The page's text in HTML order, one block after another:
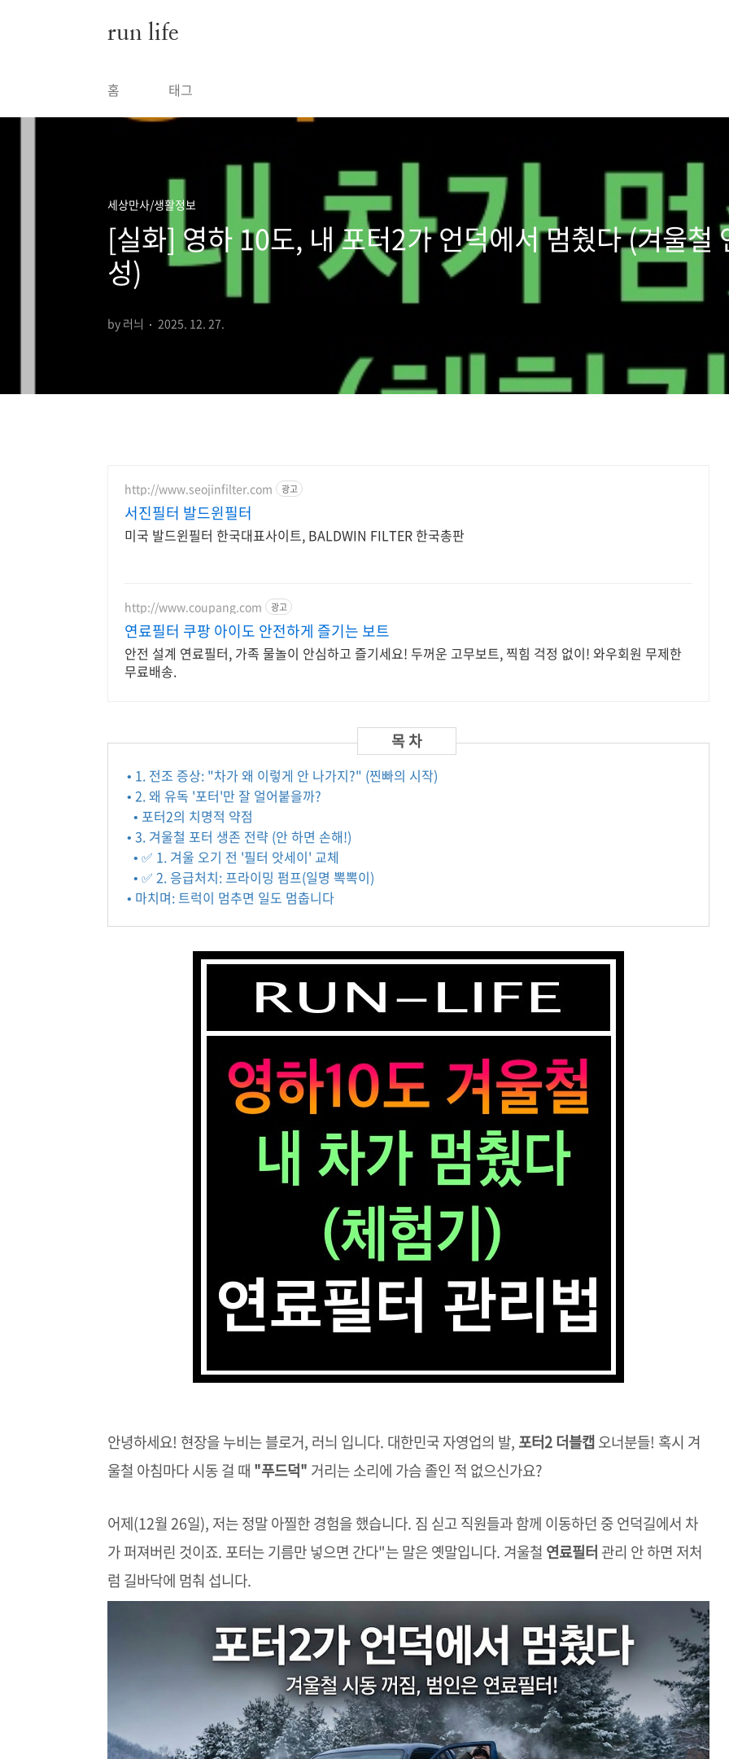
run life
홈 태그
세상만사/생활정보
[실화] 영하 10도, 내 포터2가 언덕에서 멈췄다 (겨울철
성)
by 러늬 2025. 12. 27.
http://www.seojinfilter.com 광고
서진필터 발드윈필터
미국 발드윈필터 한국대표사이트, BALDWIN FILTER 한국총판
http://www.coupang.com 광고
연료필터 쿠팡 아이도 안전하게 즐기는 보트
안전 설계 연료필터, 가족 물놀이 안심하고 즐기세요! 두꺼운 고무보트, 찍힘 걱정 없이! 와우회원 무제한
무료배송.
• 1. 전조 증상: "차가 왜 이렇게 안 나가지?" (찐빠의 시작)
• 2. 왜 유독 '포터'만 잘 얼어붙을까?
• 포터2의 치명적 약점
• 3. 겨울철 포터 생존 전략 (안 하면 손해!)
• ✅ 1. 겨울 오기 전 '필터 앗세이' 교체
• ✅ 2. 응급처치: 프라이밍 펌프(일명 뽁뽁이)
• 마치며: 트럭이 멈추면 일도 멈춥니다
안녕하세요! 현장을 누비는 블로거, 러늬 입니다. 대한민국 자영업의 발, 포터2 더블캡오너분들! 혹시 겨
울철 아침마다 시동 걸 때 "푸드덕" 거리는 소리에 가슴 졸인 적 없으신가요?
어제(12월 26일), 저는 정말 아찔한 경험을 했습니다. 짐 싣고 직원들과 함께 이동하던 중 언덕길에서 차
가 퍼져버린 것이죠. 포터는 기름만 넣으면 간다"는 말은 옛말입니다. 겨울철 연료필터 관리 안 하면 저처
럼 길바닥에 멈춰 섭니다.